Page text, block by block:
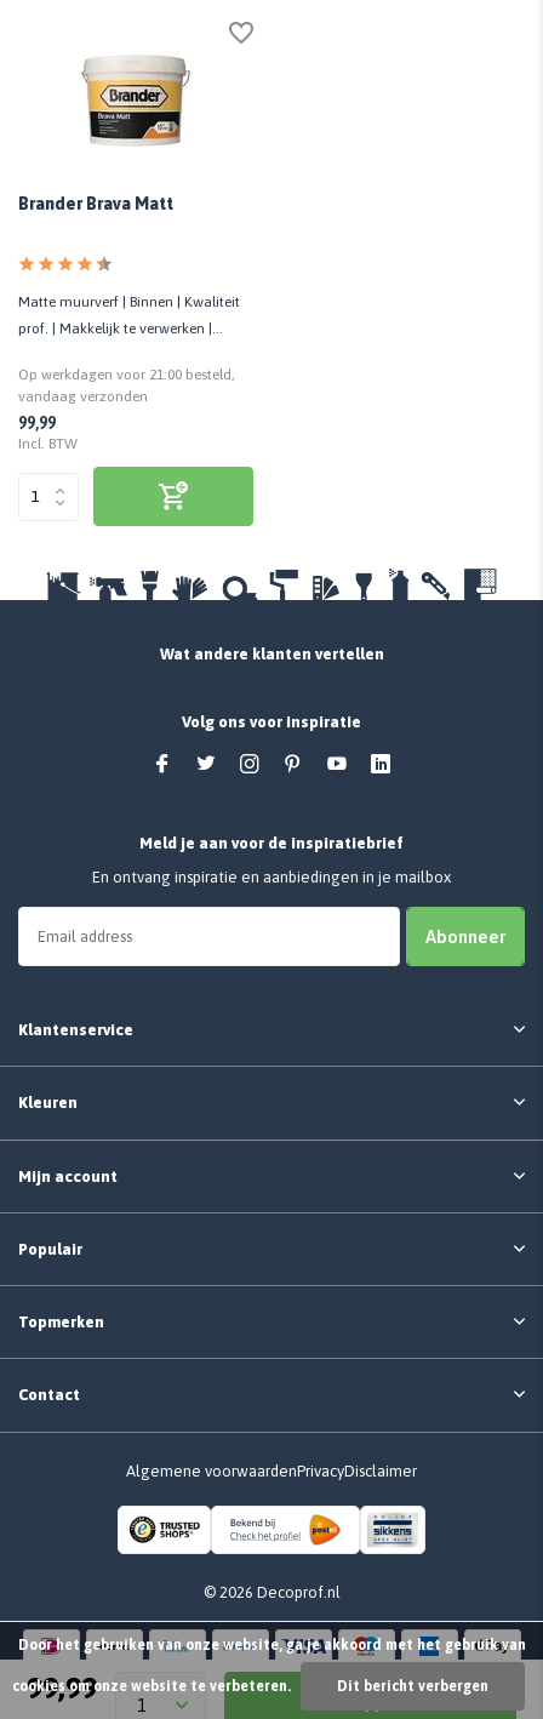
99,99
Brander Brava Matt
Matte muurverf | Binnen | Kwaliteit
prof. | Makkelijk te verwerken |
Op werkdagen voor 21:00 besteld,
vandaag verzonden
99,99
Incl. BTW
Wat andere klanten vertellen
Volg ons voor inspiratie
Meld je aan voor de inspiratiebrief
En ontvang inspiratie en aanbiedingen in je mailbox
Abonneer
Klantenservice
Kleuren
Mijn account
Populair
Topmerken
Contact
Algemene voorwaardenPrivacyDisclaimer
© 2026 Decoprof.nl
Door het gebruiken van onze website, ga je akkoord met het gebruik van
cookies om onze website te verbeteren. Dit bericht verbergen